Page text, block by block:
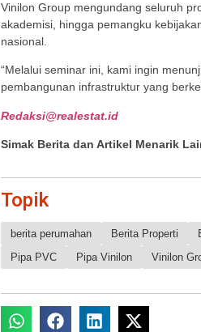
Vinilon Group mengundang seluruh
akademisi, hingga pemangku
nasional.
“Melalui seminar ini, kami ingin
pembangunan infrastruktur yang
Redaksi@realestat.id
Simak Berita dan Artikel Menarik
Topik
berita perumahan Berita Properti
Pipa PVC
Pipa Vinilon Vinilon